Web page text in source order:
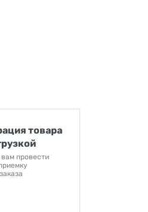
товара
провести